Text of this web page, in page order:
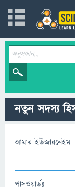
নতুন সদস্য
আমার ইউজারনেইম
পাসওয়ার্ডঃ